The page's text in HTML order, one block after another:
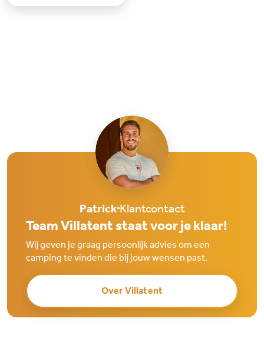
rustig en groen, m
PatrickKlantcontact
Team Villatent staat voor je klaar!
Wij geven je graag persoonlijk advies om een
camping te vinden die bij jouw wensen past.
Over Villatent